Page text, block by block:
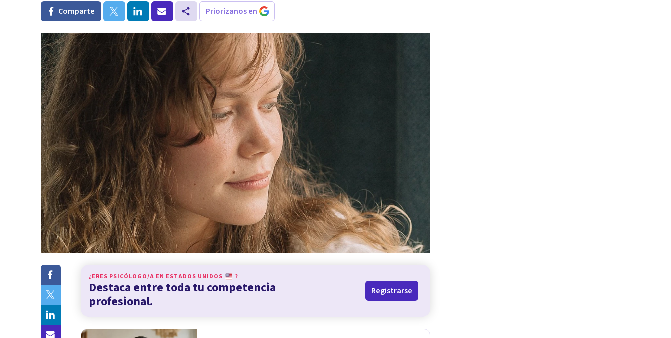
Comparte Priorízanos en
¿ERES PSICÓLOGO/A EN ESTADOS UNIDOS ?
Destaca entre toda tu competencia
profesional.
Registrarse